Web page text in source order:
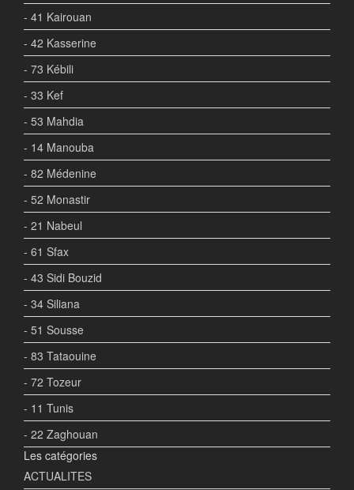
- 41 Kairouan
- 42 Kasserine
- 73 Kébili
- 33 Kef
- 53 Mahdia
- 14 Manouba
- 82 Médenine
- 52 Monastir
- 21 Nabeul
- 61 Sfax
- 43 Sidi Bouzid
- 34 Siliana
- 51 Sousse
- 83 Tataouine
- 72 Tozeur
- 11 Tunis
- 22 Zaghouan
Les catégories
ACTUALITES